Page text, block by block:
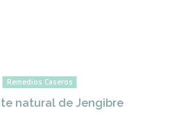
Remedios Caseros
natural de Jengibre